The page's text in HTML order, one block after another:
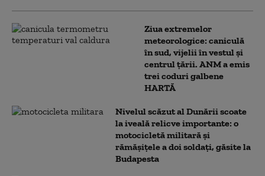
Ziua extremelor
meteorologice: caniculă
în sud, vijelii în vestul și
centrul țării. ANM a emis
trei coduri galbene
HARTĂ
Nivelul scăzut al Dunării scoate
la iveală relicve importante: o
motocicletă militară și
rămășițele a doi soldați, găsite la
Budapesta